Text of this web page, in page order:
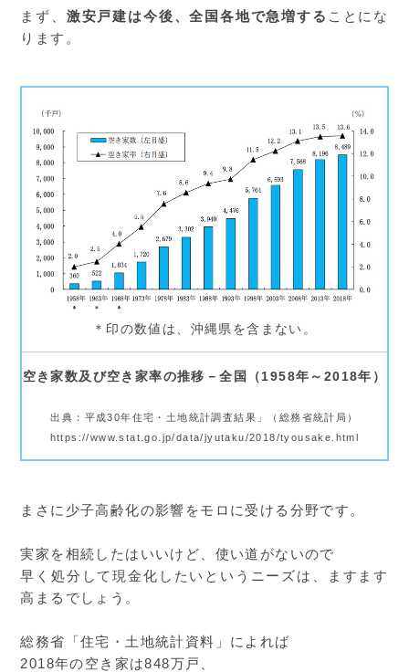
まず、 激安戸建は今後、全国各地で急増する ことにな
ります。
＊印の数値は、沖縄県を含まない。
空き家数及び空き家率の推移－全国（1958年～2018年）
出典：平成30年住宅・土地統計調査結果」（総務省統計局）
https://www.stat.go.jp/data/jyutaku/2018/tyousake.html
まさに少子高齢化の影響をモロに受ける分野です。
実家を相続したはいいけど、使い道がないので
早く処分して現金化したいというニーズは、ますます
高まるでしょう。
総務省「住宅・土地統計資料」によれば
2018年の空き家は848万戸、